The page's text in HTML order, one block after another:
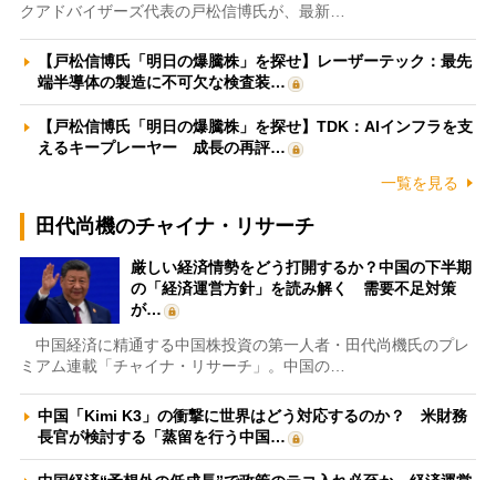
クアドバイザーズ代表の戸松信博氏が、最新…
【戸松信博氏「明日の爆騰株」を探せ】レーザーテック：最先
端半導体の製造に不可欠な検査装…
【戸松信博氏「明日の爆騰株」を探せ】TDK：AIインフラを支
えるキープレーヤー 成長の再評…
一覧を見る
田代尚機のチャイナ・リサーチ
厳しい経済情勢をどう打開するか？中国の下半期
の「経済運営方針」を読み解く 需要不足対策
が…
中国経済に精通する中国株投資の第一人者・田代尚機氏のプレ
ミアム連載「チャイナ・リサーチ」。中国の…
中国「Kimi K3」の衝撃に世界はどう対応するのか？ 米財務
長官が検討する「蒸留を行う中国…